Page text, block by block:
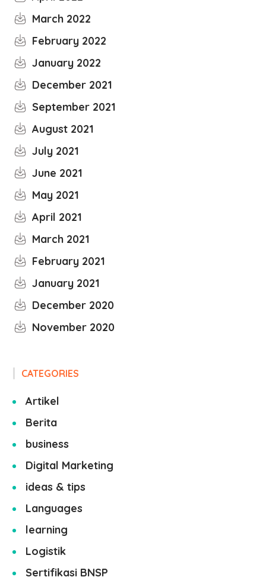
March 2022
February 2022
January 2022
December 2021
September 2021
August 2021
July 2021
June 2021
May 2021
April 2021
March 2021
February 2021
January 2021
December 2020
November 2020
CATEGORIES
Artikel
Berita
business
Digital Marketing
ideas & tips
Languages
learning
Logistik
Sertifikasi BNSP